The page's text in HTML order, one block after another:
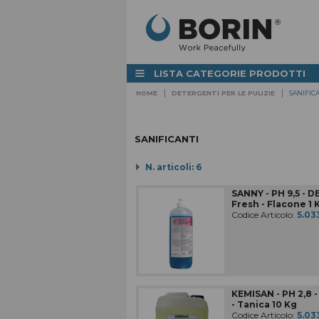
☰ LISTA CATEGORIE PRODOTTI
IMPIANTI CENTRALIZZATI PER IL
TUBI PER INSTALLAZIONE IMPIANTI
STAZIONI DI LAVAGGIO
ACCESSORI PER IL LAVAGGIO
E la sanificazione dei reparti
LAVAOGGETTI / LAVATRICI /
STERILIZZATORI
STRUMENTAZIONE
ATTREZZATURE IGIENIZZANTI
ARREDAMENTO LOCALI
HOME DETERGENTI PER LE PULIZIE
SANIFICANTI
N. articoli: 6
SANNY - PH 9,5 -
Fresh - Flacone 1
Codice Articolo:
KEMISAN - PH 2,8
- Tanica 10 Kg
Codice Articolo: